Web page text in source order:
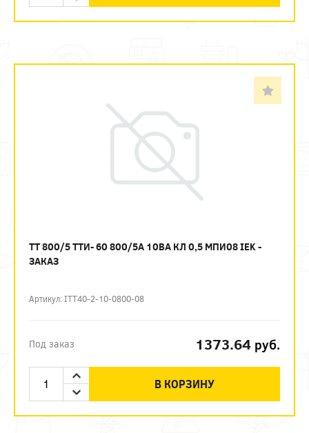
ТТ 800/5 ТТИ- 60 800/5А 10ВА КЛ 0,5 МПИ08 IEK -
ЗАКАЗ
Артикул: ITT40-2-10-0800-08
Под заказ 1373.64 руб.
В КОРЗИНУ